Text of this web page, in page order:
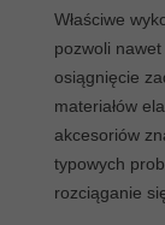
Właściwe
pozwoli
osiągnięcie
materiałów
akcesoriów
typowych
rozciąganie